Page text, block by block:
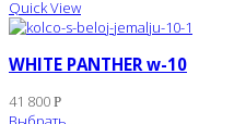
Quick View
WHITE PANTHER w-10
41 800 Р